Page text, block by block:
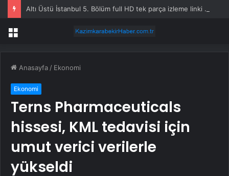
Altı Üstü İstanbul 5. Bölüm full HD tek parça izleme linki var mı, ATV Altı Üstü İstanbul 5. bölüm nereden izlenir?
Menü
Anasayfa / Ekonomi
Ekonomi
Terns Pharmaceuticals
hissesi, KML tedavisi için
umut verici verilerle
yükseldi